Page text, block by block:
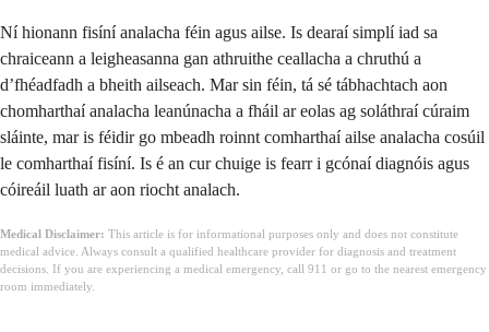
Ní hionann fisíní analacha féin agus ailse. Is dearaí simplí iad sa
chraiceann a leigheasanna gan athruithe ceallacha a chruthú a
d’fhéadfadh a bheith ailseach. Mar sin féin, tá sé tábhachtach aon
chomharthaí analacha leanúnacha a fháil ar eolas ag soláthraí cúraim
sláinte, mar is féidir go mbeadh roinnt comharthaí ailse analacha cosúil
le comharthaí fisíní. Is é an cur chuige is fearr i gcónaí diagnóis agus
cóireáil luath ar aon riocht analach.
Medical Disclaimer: This article is for informational purposes only and does not constitute
medical advice. Always consult a qualified healthcare provider for diagnosis and treatment
decisions. If you are experiencing a medical emergency, call 911 or go to the nearest emergency
room immediately.